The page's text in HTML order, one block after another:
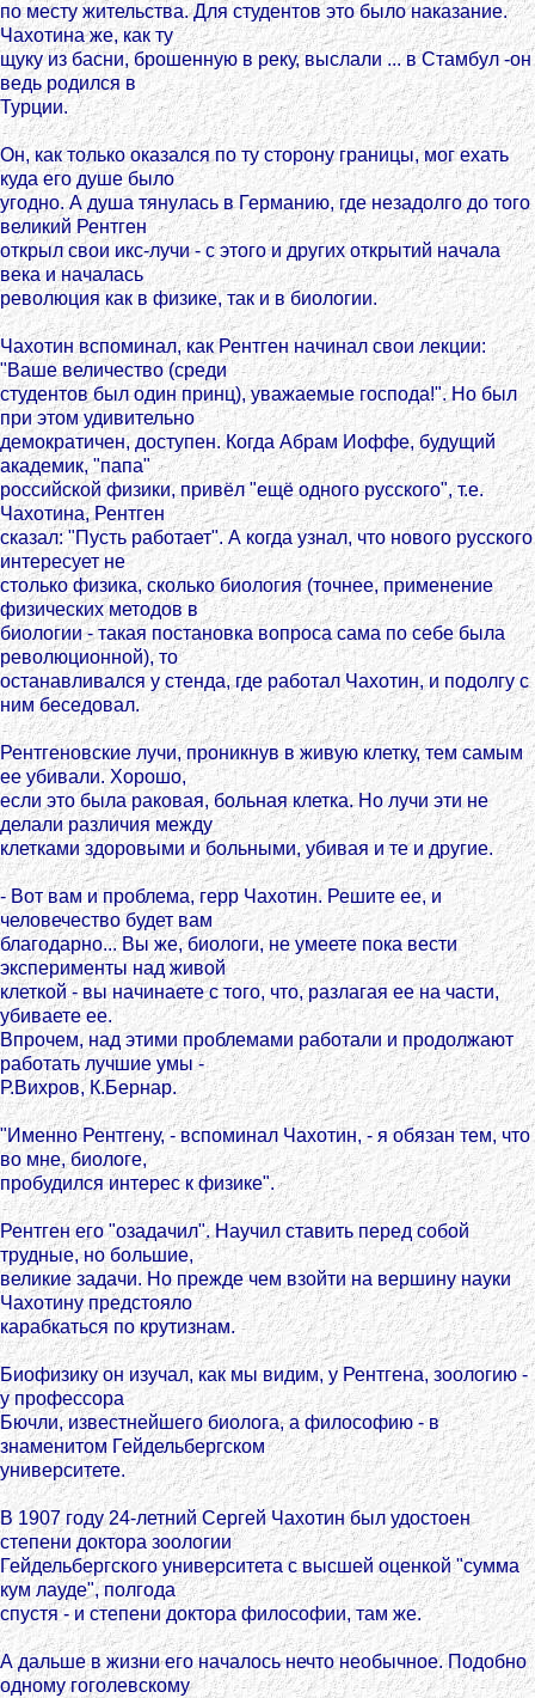
по месту жительства. Для студентов это было наказание.
Чахотина же, как ту
щуку из басни, брошенную в реку, выслали ... в Стамбул -он
ведь родился в
Турции.
Он, как только оказался по ту сторону границы, мог ехать
куда его душе было
угодно. А душа тянулась в Германию, где незадолго до того
великий Рентген
открыл свои икс-лучи - с этого и других открытий начала
века и началась
революция как в физике, так и в биологии.
Чахотин вспоминал, как Рентген начинал свои лекции:
"Ваше величество (среди
студентов был один принц), уважаемые господа!". Но был
при этом удивительно
демократичен, доступен. Когда Абрам Иоффе, будущий
академик, "папа"
российской физики, привёл "ещё одного русского", т.е.
Чахотина, Рентген
сказал: "Пусть работает". А когда узнал, что нового русского
интересует не
столько физика, сколько биология (точнее, применение
физических методов в
биологии - такая постановка вопроса сама по себе была
революционной), то
останавливался у стенда, где работал Чахотин, и подолгу с
ним беседовал.
Рентгеновские лучи, проникнув в живую клетку, тем самым
ее убивали. Хорошо,
если это была раковая, больная клетка. Но лучи эти не
делали различия между
клетками здоровыми и больными, убивая и те и другие.
- Вот вам и проблема, герр Чахотин. Решите ее, и
человечество будет вам
благодарно... Вы же, биологи, не умеете пока вести
эксперименты над живой
клеткой - вы начинаете с того, что, разлагая ее на части,
убиваете ее.
Впрочем, над этими проблемами работали и продолжают
работать лучшие умы -
Р.Вихров, К.Бернар.
"Именно Рентгену, - вспоминал Чахотин, - я обязан тем, что
во мне, биологе,
пробудился интерес к физике".
Рентген его "озадачил". Научил ставить перед собой
трудные, но большие,
великие задачи. Но прежде чем взойти на вершину науки
Чахотину предстояло
карабкаться по крутизнам.
Биофизику он изучал, как мы видим, у Рентгена, зоологию -
у профессора
Бючли, известнейшего биолога, а философию - в
знаменитом Гейдельбергском
университете.
В 1907 году 24-летний Сергей Чахотин был удостоен
степени доктора зоологии
Гейдельбергского университета с высшей оценкой "сумма
кум лауде", полгода
спустя - и степени доктора философии, там же.
А дальше в жизни его началось нечто необычное. Подобно
одному гоголевскому